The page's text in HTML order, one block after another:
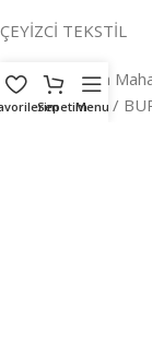
ÇEYİZCİ TEKSTİL
Adres:Reyhan
/ a Osmangazi /
SepetimMenu